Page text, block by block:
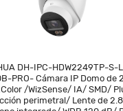
DH-IPC-HDW2249TP-S-
PRO- Cámara IP Domo de
/WizSense/ IA/ SMD/ Plus/
perimetral/ Lente de